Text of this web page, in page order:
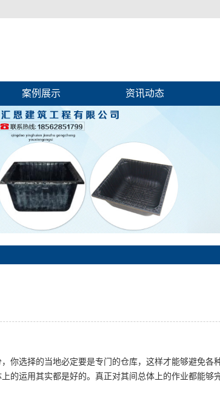
案例展示 资讯动态
你选择的当地必定要是专门的仓库，这样才能够避免各
的运用其实都是好的。真正对其间总体上的作业都能够